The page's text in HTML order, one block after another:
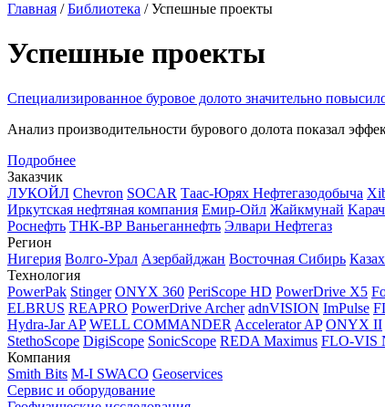
Главная /Библиотека /Успешные проекты
Успешные проекты
Специализированное буровое долото значительно
Анализ производительности бурового долота показал
Подробнее
Заказчик
ЛУКОЙЛ Chevron SOCAR Таас-Юрях Нефтегазодобыча
Иркутская нефтяная компания Емир-Ойл Жайкмунай
Роснефть ТНК-ВР Ваньеганнефть Элвари Нефтегаз
Регион
Нигерия Волго-Урал Азербайджан Восточная Сибирь
Технология
PowerPak Stinger ONYX 360 PeriScope HD PowerDrive X5
ELBRUS REAPRO PowerDrive Archer adnVISION ImPulse
Hydra-Jar AP WELL COMMANDER Accelerator AP ONYX II
StethoScope DigiScope SonicScope REDA Maximus FLO-VIS
Компания
Smith Bits M-I SWACO Geoservices
Сервис и оборудование